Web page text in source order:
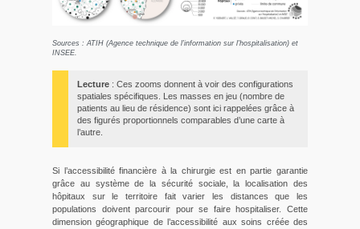
Sources : ATIH (Agence technique de l'information sur l'hospitalisation) et
INSEE.
Lecture: Ces zooms donnent à voir des configurations
spatiales spécifiques. Les masses en jeu (nombre de
patients au lieu de résidence) sont ici rappelées grâce à
des figurés proportionnels comparables d’une carte à
l’autre.
Si l’accessibilité financière à la chirurgie est en partie garantie
grâce au système de la sécurité sociale, la localisation des
hôpitaux sur le territoire fait varier les distances que les
populations doivent parcourir pour se faire hospitaliser. Cette
dimension géographique de l’accessibilité aux soins créée des